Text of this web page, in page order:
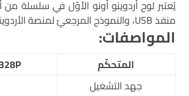
يُعتبر لوح أردوينو أونو الأوّل في سلسلة من
منفذ USB، والنموذج المرجعيّ لمنصة الأردوينو.
المواصفات:
المتحكّم
جهد التشغيل